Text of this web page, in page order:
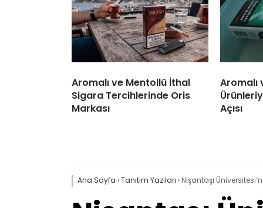
Aromalı ve Mentollü İthal
Sigara Tercihlerinde Oris
Markası
Aromalı
Açısı
Ana Sayfa ›Tanıtım Yazıları › Nişantaşı